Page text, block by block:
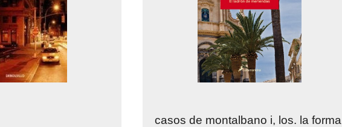
casos de montalbano i, los. la forma